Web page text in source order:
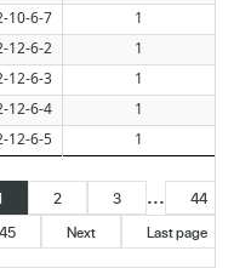
10-6-7 1
12-6-2 1
12-6-3 1
12-6-4 1
12-6-5 1
2 3 ...
44
45
Next Last page